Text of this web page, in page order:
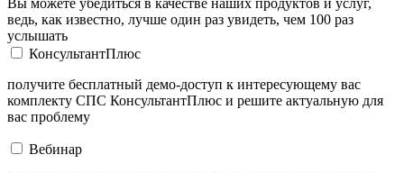
Вы можете убедиться в качестве наших продуктов и услуг,
ведь, как известно, лучше один раз увидеть, чем 100 раз
услышать
КонсультантПлюс
получите бесплатный демо-доступ к интересующему вас
комплекту СПС КонсультантПлюс и решите актуальную для
вас проблему
Вебинар